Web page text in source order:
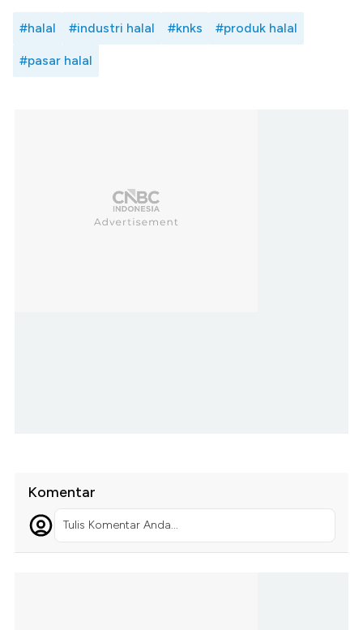
#halal #industri halal #knks #produk halal
#pasar halal
Komentar
Tulis Komentar Anda...